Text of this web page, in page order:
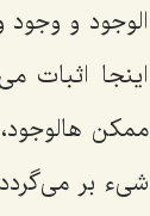
الوجود و
اینجا اثبات
ممكن
شیء بر